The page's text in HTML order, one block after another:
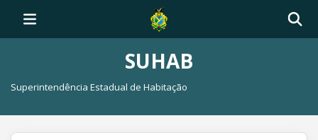
SUHAB
Superintendência Estadual de Habitação